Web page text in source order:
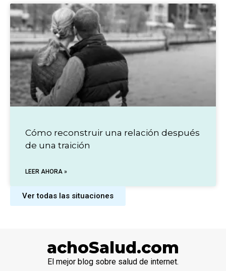
Cómo reconstruir una relación después
de una traición
LEER AHORA »
Ver todas las situaciones
achoSalud.com
El mejor blog sobre salud de internet.